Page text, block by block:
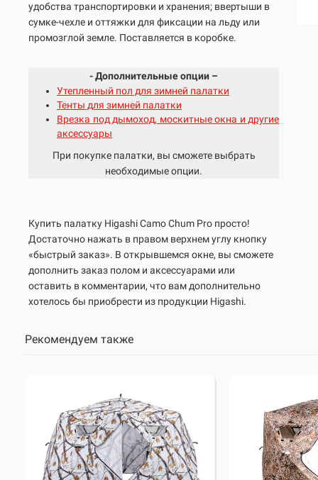
удобства транспортировки и хранения; ввертыши в
сумке-чехле и оттяжки для фиксации на льду или
промозглой земле. Поставляется в коробке.
- Дополнительные опции –
Утепленный пол для зимней палатки
Тенты для зимней палатки
Врезка под дымоход, москитные окна и другие
аксессуары
При покупке палатки, вы сможете выбрать
необходимые опции.
Купить палатку HigashiCamo Chum Pro просто!
Достаточно нажать в правом верхнем углу кнопку
«быстрый заказ». В открывшемся окне, вы сможете
дополнить заказ полом и аксессуарами или
оставить в комментарии, что вам дополнительно
хотелось бы приобрести из продукции Higashi.
Рекомендуем также